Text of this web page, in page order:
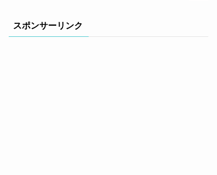
スポンサーリンク